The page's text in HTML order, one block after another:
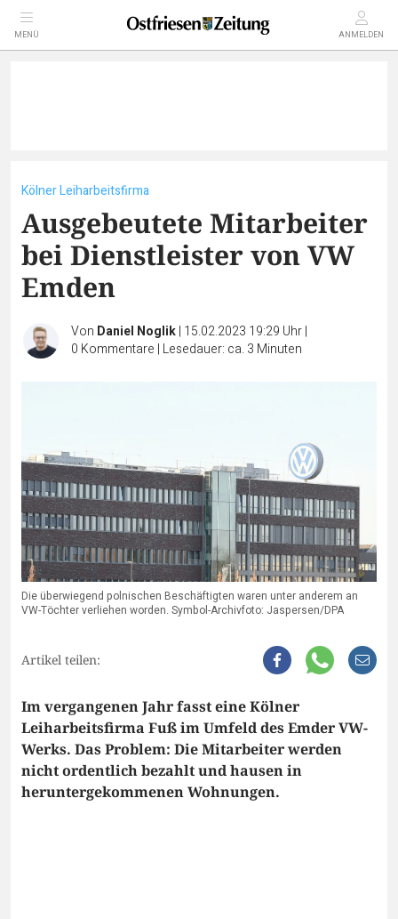
MENÜ ANMELDEN
Kölner Leiharbeitsfirma
Ausgebeutete Mitarbeiter
bei Dienstleister von VW
Emden
Von Daniel Noglik| 15.02.2023 19:29 Uhr|
0 Kommentare | Lesedauer: ca. 3 Minuten
Die überwiegend polnischen Beschäftigten waren unter anderem an
VW-Töchter verliehen worden. Symbol-Archivfoto: Jaspersen/DPA
Artikel teilen:
Im vergangenen Jahr fasst eine Kölner
Leiharbeitsfirma Fuß im Umfeld des Emder VW-
Werks. Das Problem: Die Mitarbeiter werden
nicht ordentlich bezahlt und hausen in
heruntergekommenen Wohnungen.